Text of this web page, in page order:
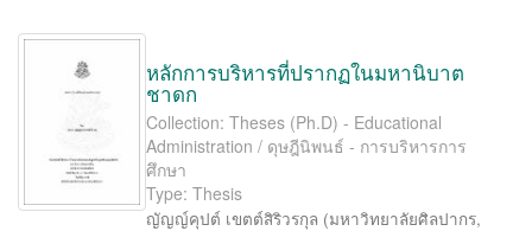
หลักการบริหารที่ปรากฏในมหานิบาต
ชาดก
Collection: Theses (Ph.D) - Educational
Administration / ดุษฎีนิพนธ์ - การบริหารการ
ศึกษา
Type: Thesis
ญัญญ์คุปต์ เขตต์สิริวรกุล (มหาวิทยาลัยศิลปากร,